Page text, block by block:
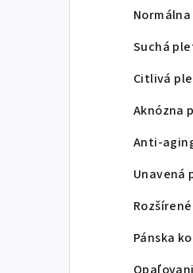
Suchá
Citlivá
Aknózna
Anti-
Unavená
Pánska